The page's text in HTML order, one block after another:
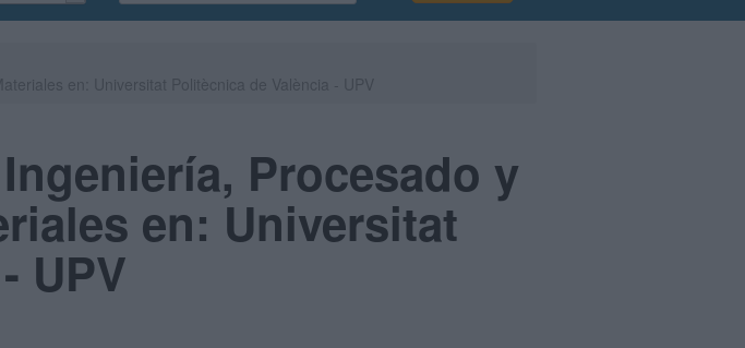
Procesado y
en: Universitat
UPV